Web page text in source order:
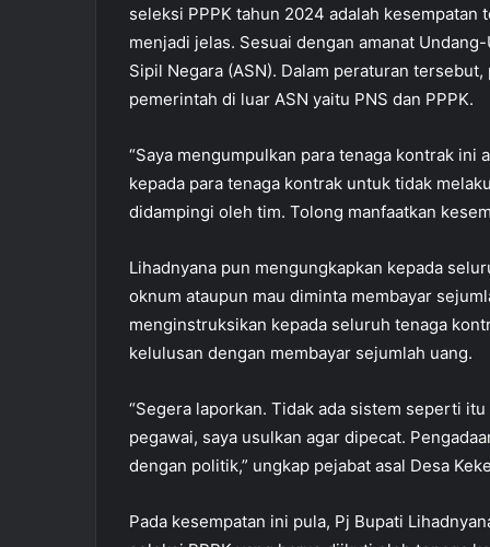
seleksi PPPK tahun 2024 adalah
menjadi jelas. Sesuai dengan amanat
Sipil Negara (ASN). Dalam peraturan
pemerintah di luar ASN yaitu PNS dan PPPK.
“Saya mengumpulkan para tenaga kontrak
kepada para tenaga kontrak untuk tidak
didampingi oleh tim. Tolong manfaatkan
Lihadnyana pun mengungkapkan kepada
oknum ataupun mau diminta membayar
menginstruksikan kepada seluruh tenaga
kelulusan dengan membayar sejumlah uang.
“Segera laporkan. Tidak ada sistem seperti
pegawai, saya usulkan agar dipecat.
dengan politik,” ungkap pejabat asal Desa
Pada kesempatan ini pula, Pj Bupati